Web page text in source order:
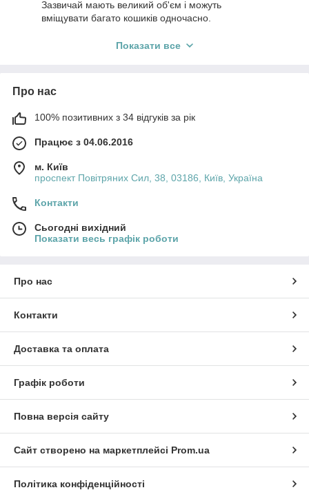
Зазвичай мають великий об'єм і можуть
вміщувати багато кошиків одночасно.
розмірами, призначені для миття посуду в
типу посуду (делікатний, стандартний,
Деякі моделі мають вбудовані системи сушіння
Енергоефективність: Сучасні посудомийні машини
електроенергії, що робить їх економічними у
Матеріали: Зазвичай виготовлені з нержавіючої
сталі, що забезпечує довговічність і стійкість до корозії.
інтуїтивно зрозуміле управління, що дозволяє
Показати все
Про нас
100% позитивних з 34 відгуків за рік
Працює з 04.06.2016
м. Київ
проспект Повітряних Сил, 38, 03186, Київ, Україна
Контакти
Сьогодні вихідний
Показати весь графік роботи
Про нас
Контакти
Доставка та оплата
Графік роботи
Повна версія сайту
Сайт створено на маркетплейсі Prom.ua
Політика конфіденційності